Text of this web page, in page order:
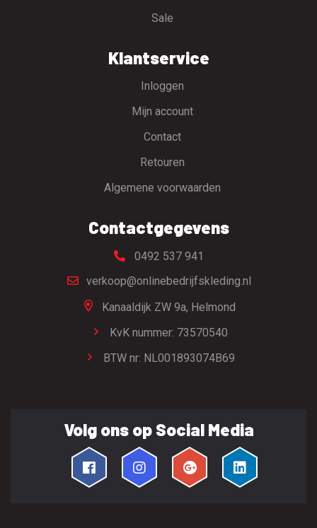
Sale
Klantservice
Inloggen
Mijn account
Contact
Retouren
Algemene voorwaarden
Contactgegevens
0492 537 941
verkoop@onlinebedrijfskleding.nl
Kanaaldijk ZW 9a, Helmond
KvK nummer: 73570540
BTW nr: NL001893074B69
Volg ons op Social Media